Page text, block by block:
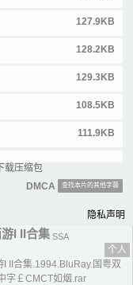
127.9KB
128.2KB
129.3KB
108.5KB
111.9KB
150.4KB
162.1KB
117.1KB
193.9KB
载压缩包
DMCA
查找本片的其他字幕
隐私声明
I II合集 SSA
个人
I II合集.1994.BluRay.国粤双
字￡CMCT如烟.rar